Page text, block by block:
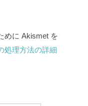
めに Akismet を
処理方法の詳細